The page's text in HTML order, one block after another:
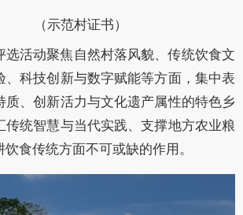
（示范村证书）
选活动聚焦自然村落风貌、传统饮食文
、科技创新与数字赋能等方面，集中表
质、创新活力与文化遗产属性的特色乡
传统智慧与当代实践、支撑地方农业粮
食传统方面不可或缺的作用。